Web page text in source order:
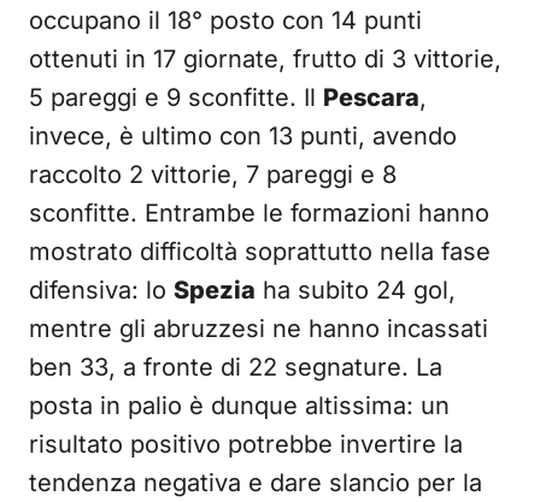
occupano il 18° posto con 14 punti
ottenuti in 17 giornate, frutto di 3 vittorie,
5 pareggi e 9 sconfitte. Il Pescara,
invece, è ultimo con 13 punti, avendo
raccolto 2 vittorie, 7 pareggi e 8
sconfitte. Entrambe le formazioni hanno
mostrato difficoltà soprattutto nella fase
difensiva: lo Spezia ha subito 24 gol,
mentre gli abruzzesi ne hanno incassati
ben 33, a fronte di 22 segnature. La
posta in palio è dunque altissima: un
risultato positivo potrebbe invertire la
tendenza negativa e dare slancio per la